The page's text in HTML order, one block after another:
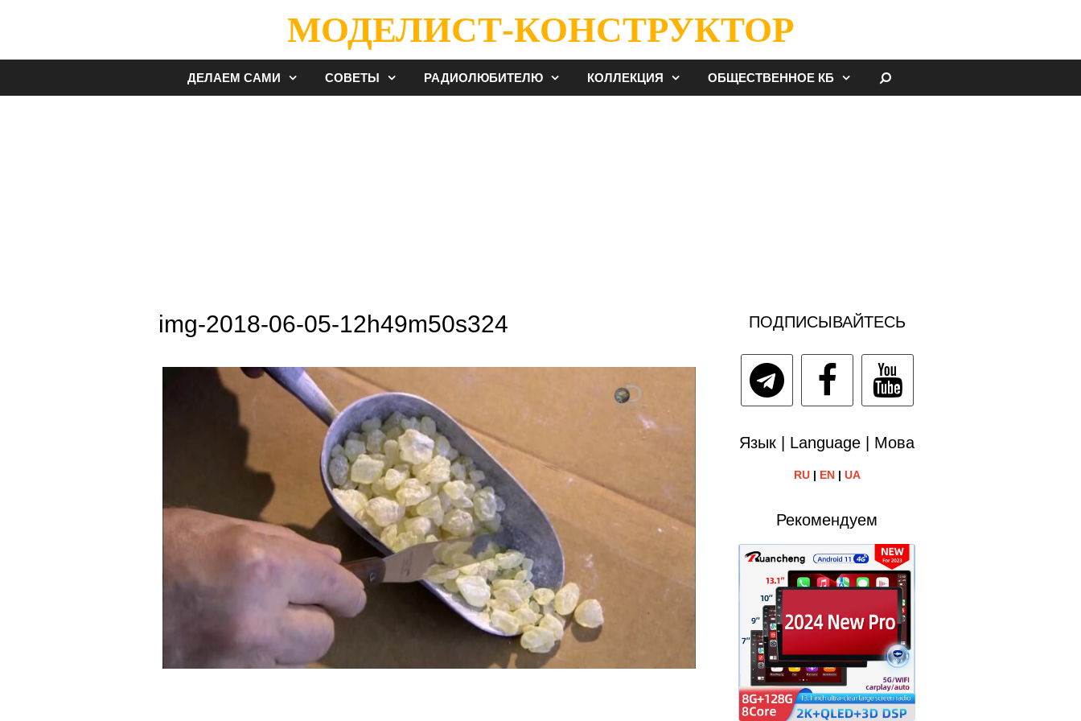
МОДЕЛИСТ-КОНСТРУКТОР
ДЕЛАЕМ САМИ СОВЕТЫ РАДИОЛЮБИТЕЛЮ КОЛЛЕКЦИЯ ОБЩЕСТВЕННОЕ КБ
img-2018-06-05-12h49m50s324 ПОДПИСЫВАЙТЕСЬ
Язык | Language | Мова
RU| EN| UA
Рекомендуем